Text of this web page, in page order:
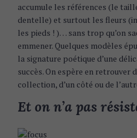
accumule les références (le
dentelle) et surtout les fleurs
les pieds ! )… sans trop qu’on
emmener. Quelques modèles
la signature poétique d’une
succès. On espère en retrouver
collection, d’un côté ou de
Et on n’a pas